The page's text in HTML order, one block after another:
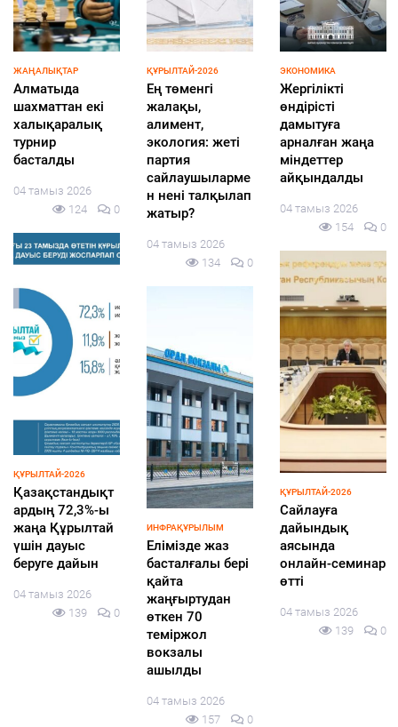
ЖАҢАЛЫҚТАР
Алматыда
шахматтан екі
халықаралық
турнир
басталды
04 тамыз 2026
124
0
ҚҰРЫЛТАЙ-2026
Қазақстандықт
ардың 72,3%-ы
жаңа Құрылтай
үшін дауыс
беруге дайын
04 тамыз 2026
139
0
ҚҰРЫЛТАЙ-2026
Ең төменгі
жалақы,
алимент,
экология: жеті
партия
сайлаушыларме
н нені талқылап
жатыр?
04 тамыз 2026
134
0
ИНФРАҚҰРЫЛЫМ
Елімізде жаз
басталғалы бері
қайта
жаңғыртудан
өткен 70
теміржол
вокзалы
ашылды
04 тамыз 2026
157
0
ЭКОНОМИКА
Жергілікті
өндірісті
дамытуға
арналған жаңа
міндеттер
айқындалды
04 тамыз 2026
154
0
ҚҰРЫЛТАЙ-2026
Cайлауға
дайындық
аясында
онлайн-семинар
өтті
04 тамыз 2026
139
0